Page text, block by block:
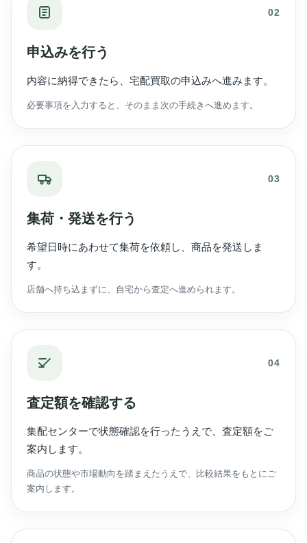
02
申込みを行う
内容に納得できたら、宅配買取の申込みへ進みます。
必要事項を入力すると、そのまま次の手続きへ進めます。
03
集荷・発送を行う
希望日時にあわせて集荷を依頼し、商品を発送しま
す。
店舗へ持ち込まずに、自宅から査定へ進められます。
04
査定額を確認する
集配センターで状態確認を行ったうえで、査定額をご
案内します。
商品の状態や市場動向を踏まえたうえで、比較結果をもとにご
案内します。